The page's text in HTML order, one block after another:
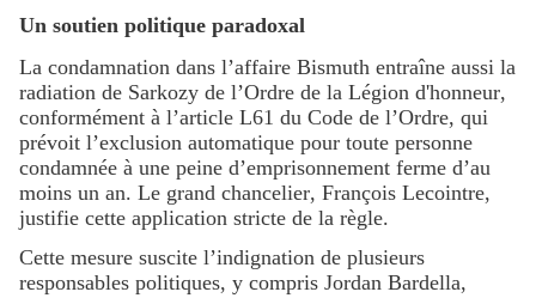
Un soutien politique paradoxal
La condamnation dans l’affaire Bismuth entraîne aussi la
radiation de Sarkozy de l’Ordre de la Légion d'honneur,
conformément à l’article L61 du Code de l’Ordre, qui
prévoit l’exclusion automatique pour toute personne
condamnée à une peine d’emprisonnement ferme d’au
moins un an. Le grand chancelier, François Lecointre,
justifie cette application stricte de la règle.
Cette mesure suscite l’indignation de plusieurs
responsables politiques, y compris Jordan Bardella,